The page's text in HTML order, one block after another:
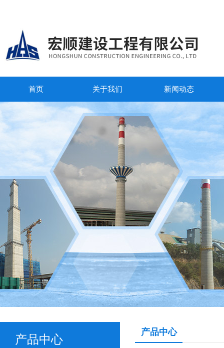
首页 关于我们 新闻动态
产品中心
产品中心